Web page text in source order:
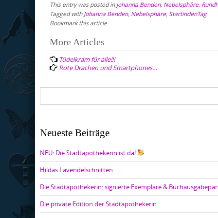
This entry was posted inJohanna Benden, Nebelsphäre,
Tagged withJohanna Benden, Nebelsphäre, StartindenTag
Bookmark this article
Post
navigation
More Articles
Tüdelkram für alle!!!
Rote Drachen und Smartphones…
Neueste Beiträge
NEU: Die Stadtapothekerin ist da!
Hildas Lavendelschnitten
Die Stadtapothekerin: signierte Exemplare &
Die private Edition der Stadtapothekerin